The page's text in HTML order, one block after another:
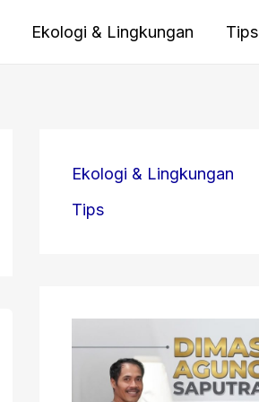
Ekologi & Lingkungan Tips
Ekologi & Lingkungan
Tips